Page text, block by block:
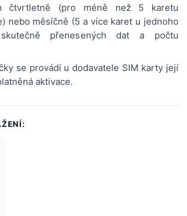
čtvrtletně (pro méně než 5 karetu
nebo měsíčně (5 a více karet u jednoho
přenesených dat a počtu
se provádí u dodavatele SIM karty její
aktivace.